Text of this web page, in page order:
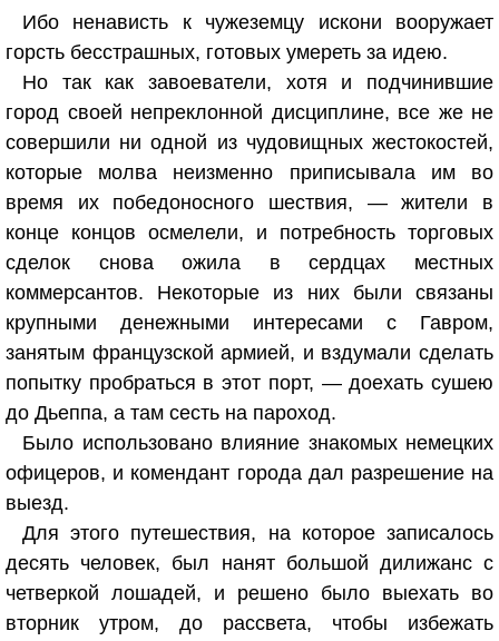
Ибо ненависть к чужеземцу искони вооружает
горсть бесстрашных, готовых умереть за идею.
Но так как завоеватели, хотя и подчинившие
город своей непреклонной дисциплине, все же не
совершили ни одной из чудовищных жестокостей,
которые молва неизменно приписывала им во
время их победоносного шествия, — жители в
конце концов осмелели, и потребность торговых
сделок снова ожила в сердцах местных
коммерсантов. Некоторые из них были связаны
крупными денежными интересами с Гавром,
занятым французской армией, и вздумали сделать
попытку пробраться в этот порт, — доехать сушею
до Дьеппа, а там сесть на пароход.
Было использовано влияние знакомых немецких
офицеров, и комендант города дал разрешение на
выезд.
Для этого путешествия, на которое записалось
десять человек, был нанят большой дилижанс с
четверкой лошадей, и решено было выехать во
вторник утром, до рассвета, чтобы избежать